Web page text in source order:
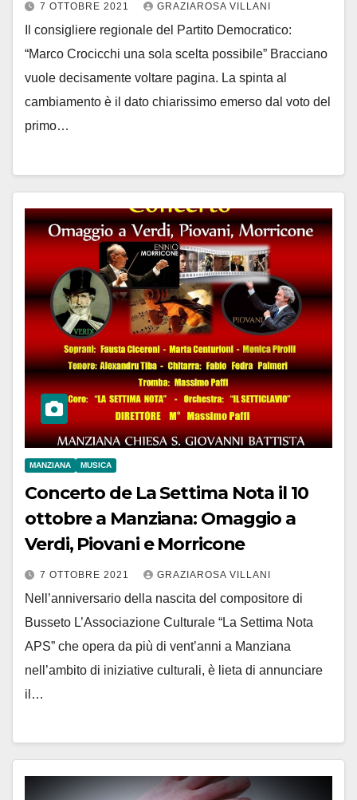
7 OTTOBRE 2021 GRAZIAROSA VILLANI
Il consigliere regionale del Partito Democratico:
“Marco Crocicchi una sola scelta possibile” Bracciano
vuole decisamente voltare pagina. La spinta al
cambiamento è il dato chiarissimo emerso dal voto del
primo…
MANZIANA MUSICA
Concerto de La Settima Nota il 10
ottobre a Manziana: Omaggio a
Verdi, Piovani e Morricone
7 OTTOBRE 2021 GRAZIAROSA VILLANI
Nell’anniversario della nascita del compositore di
Busseto L’Associazione Culturale “La Settima Nota
APS” che opera da più di vent’anni a Manziana
nell’ambito di iniziative culturali, è lieta di annunciare
il…